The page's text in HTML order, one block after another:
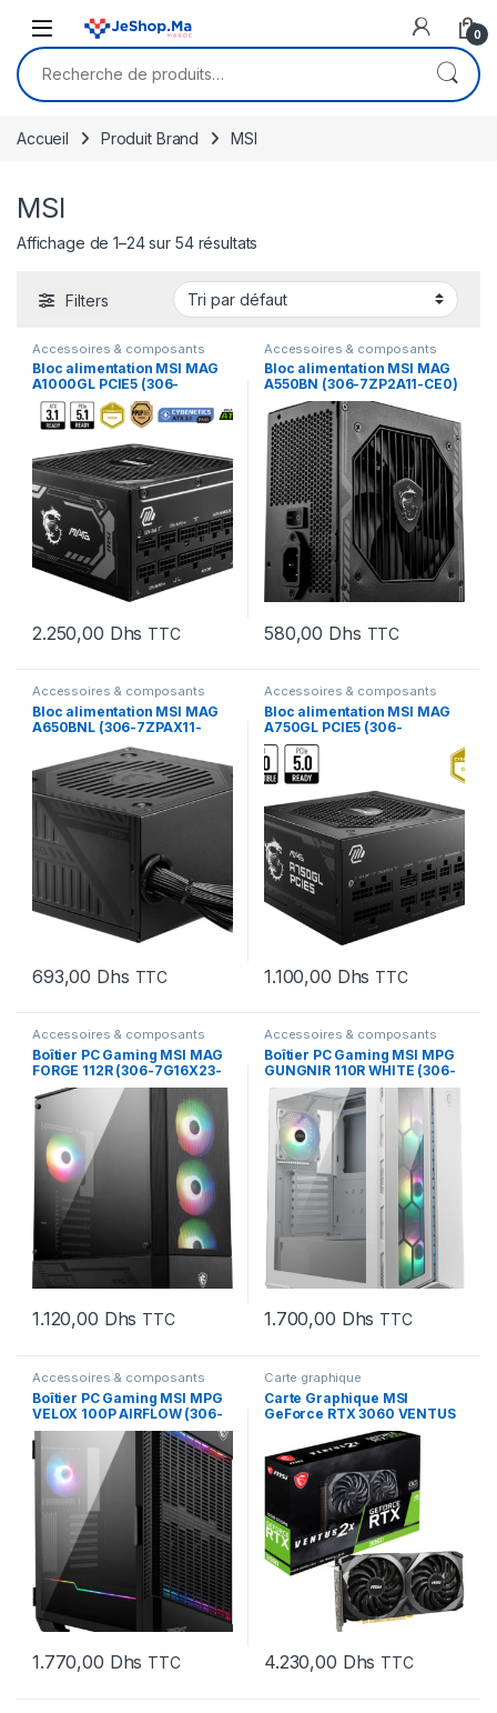
0
Recherche pour :
Accueil Produit Brand MSI
MSI
Affichage de 1–24 sur 54 résultats
Filters
Accessoires & composants
Bloc alimentation MSI MAG
A1000GL PCIE5 (306-
7ZP9B11-CE0)
2.250,00 Dhs TTC
Accessoires & composants
Bloc alimentation MSI MAG
A550BN (306-7ZP2A11-CE0)
580,00 Dhs TTC
Accessoires & composants
Bloc alimentation MSI MAG
A650BNL (306-7ZPAX11-
693,00 Dhs TTC
Accessoires & composants
Bloc alimentation MSI MAG
A750GL PCIE5 (306-
7ZP8B11-CE0)
1.100,00 Dhs TTC
Accessoires & composants
Boîtier PC Gaming MSI MAG
FORGE 112R (306-7G16X23-
809)
1.120,00 Dhs TTC
Accessoires & composants
Boîtier PC Gaming MSI MPG
GUNGNIR 110R WHITE (306-
7G10W21-W57)
1.700,00 Dhs TTC
Accessoires & composants
Boîtier PC Gaming MSI MPG
VELOX 100P AIRFLOW (306-
7G18P25-809)
1.770,00 Dhs TTC
Carte graphique
Carte Graphique MSI
GeForce RTX 3060 VENTUS
2X 12G OC (912-V397-854)
4.230,00 Dhs TTC